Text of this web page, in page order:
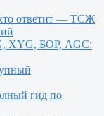
ответит — ТСЖ
XYG, БОР, AGC:
гид по